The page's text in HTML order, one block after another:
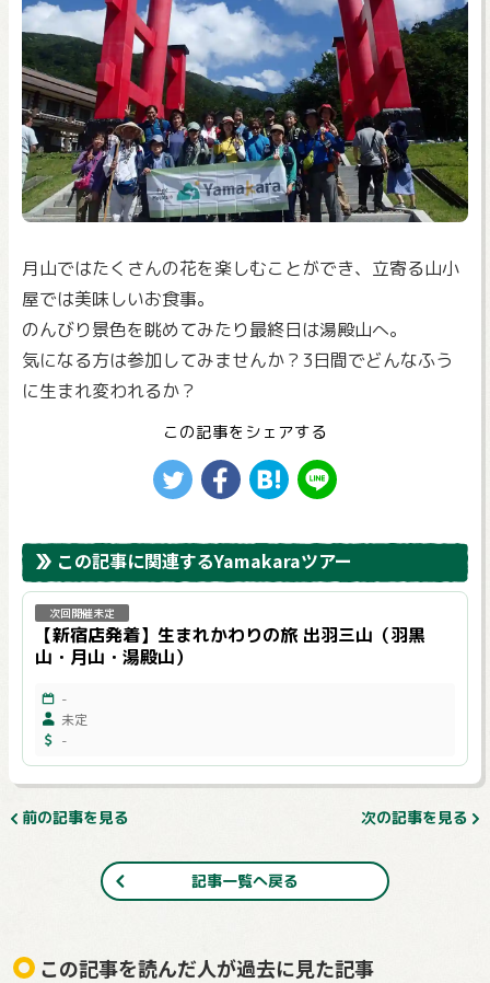
月山ではたくさんの花を楽しむことができ、立寄る山小
屋では美味しいお食事。
のんびり景色を眺めてみたり最終日は湯殿山へ。
気になる方は参加してみませんか？3日間でどんなふう
に生まれ変われるか？
この記事をシェアする
この記事に関連するYamakaraツアー
次回開催未定
【新宿店発着】生まれかわりの旅 出羽三山（羽黒
山・月山・湯殿山）
-
未定
-
前の記事を見る 次の記事を見る
記事一覧へ戻る
この記事を読んだ人が過去に見た記事